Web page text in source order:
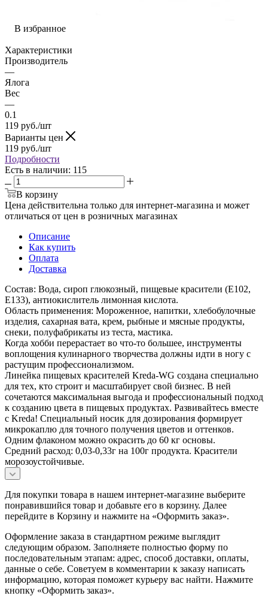
В избранное
Характеристики
Производитель
—
Ялога
Вес
—
0.1
119 руб./шт
Варианты цен
119 руб./шт
Подробности
Есть в наличии: 115
В корзину
Цена действительна только для интернет-магазина и может
отличаться от цен в розничных магазинах
Описание
Как купить
Оплата
Доставка
Состав: Вода, сироп глюкозный, пищевые красители (Е102,
Е133), антиокислитель лимонная кислота.
Область применения: Мороженное, напитки, хлебобулочные
изделия, сахарная вата, крем, рыбные и мясные продукты,
снеки, полуфабрикаты из теста, мастика.
Когда хобби перерастает во что-то большее, инструменты
воплощения кулинарного творчества должны идти в ногу с
растущим профессионализмом.
Линейка пищевых красителей Kreda-WG создана специально
для тех, кто строит и масштабирует свой бизнес. В ней
сочетаются максимальная выгода и профессиональный подход
к созданию цвета в пищевых продуктах. Развивайтесь вместе
с Kreda! Специальный носик для дозирования формирует
микрокаплю для точного получения цветов и оттенков.
Одним флаконом можно окрасить до 60 кг основы.
Средний расход: 0,03-0,33г на 100г продукта. Красители
морозоустойчивые.
Для покупки товара в нашем интернет-магазине выберите
понравившийся товар и добавьте его в корзину. Далее
перейдите в Корзину и нажмите на «Оформить заказ».
Оформление заказа в стандартном режиме выглядит
следующим образом. Заполняете полностью форму по
последовательным этапам: адрес, способ доставки, оплаты,
данные о себе. Советуем в комментарии к заказу написать
информацию, которая поможет курьеру вас найти. Нажмите
кнопку «Оформить заказ».